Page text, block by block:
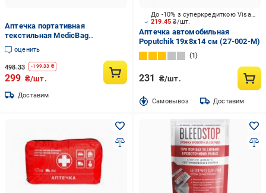
Аптечка портативная
текстильная MedicBag
150х105х20 мм Красный (1584)
оценить
498.33 -199.33 ₴
299 ₴/шт.
Доставим
219.45₴/шт.
До -10% з суперкредиткою Visa Вигода
Аптечка автомобильная
Poputchik 19х8х14 см (27-002-М)
1
231 ₴/шт.
Cамовывоз Доставим